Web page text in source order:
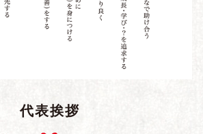
代表挨拶